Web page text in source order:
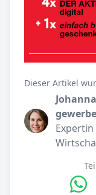
Dieser Artikel